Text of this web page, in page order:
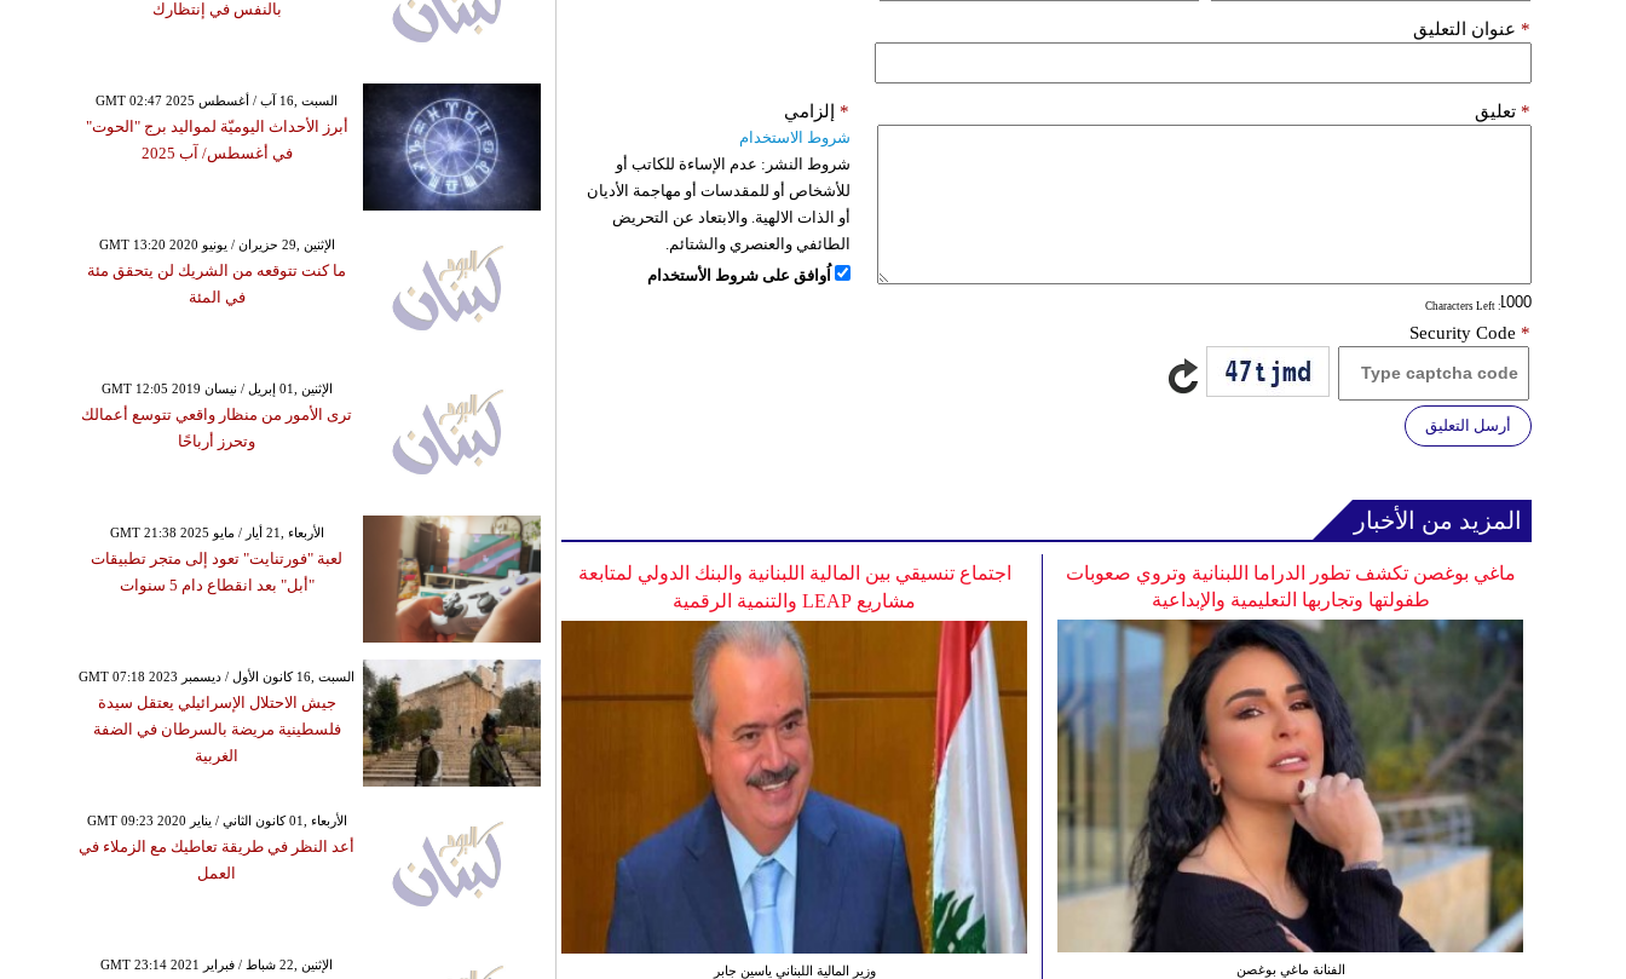
عنوان التعليق *
تعليق *
: Characters Left
إلزامي *
شروط الاستخدام
شروط النشر: عدم الإساءة للكاتب أو
للأشخاص أو للمقدسات أو مهاجمة الأديان
أو الذات الالهية. والابتعاد عن التحريض
الطائفي والعنصري والشتائم.
اُوافق على شروط الأستخدام
Security Code *
أرسل التعليق
المزيد من الأخبار
اجتماع تنسيقي بين المالية اللبنانية والبنك الدولي لمتابعة
مشاريع LEAP والتنمية الرقمية
وزير المالية اللبناني ياسين جابر
ماغي بوغصن تكشف تطور الدراما اللبنانية وتروي صعوبات
طفولتها وتجاربها التعليمية والإبداعية
الفنانة ماغي بوغصن
بالنفس في إنتظارك
GMT 02:47 2025 السبت ,16 آب / أغسطس
أبرز الأحداث اليوميّة لمواليد برج "الحوت"
في أغسطس/ آب 2025
GMT 13:20 2020 الإثنين ,29 حزيران / يونيو
ما كنت تتوقعه من الشريك لن يتحقق مئة
في المئة
GMT 12:05 2019 الإثنين ,01 إبريل / نيسان
ترى الأمور من منظار واقعي تتوسع أعمالك
وتحرز أرباحًا
GMT 21:38 2025 الأربعاء ,21 أيار / مايو
لعبة "فورتنايت" تعود إلى متجر تطبيقات
"أبل" بعد انقطاع دام 5 سنوات
GMT 07:18 2023 السبت ,16 كانون الأول / ديسمبر
جيش الاحتلال الإسرائيلي يعتقل سيدة
فلسطينية مريضة بالسرطان في الضفة
الغربية
GMT 09:23 2020 الأربعاء ,01 كانون الثاني / يناير
أعد النظر في طريقة تعاطيك مع الزملاء في
العمل
GMT 23:14 2021 الإثنين ,22 شباط / فبراير